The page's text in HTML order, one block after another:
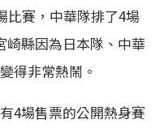
比賽，中華隊排了4場
崎縣因為日本隊、中華
得非常熱鬧。
4場售票的公開熱身賽